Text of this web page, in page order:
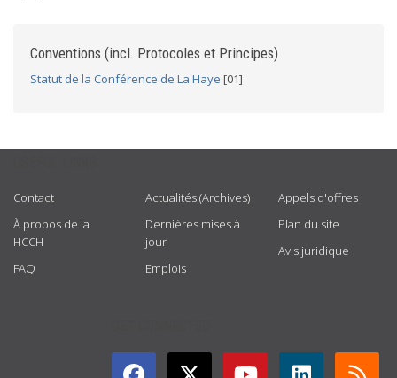
Conventions (incl. Protocoles et Principes)
Statut de la Conférence de La Haye [01]
Contact
À propos de la
HCCH
FAQ
Actualités (Archives)
Dernières mises à
jour
Emplois
Appels d'offres
Plan du site
Avis juridique